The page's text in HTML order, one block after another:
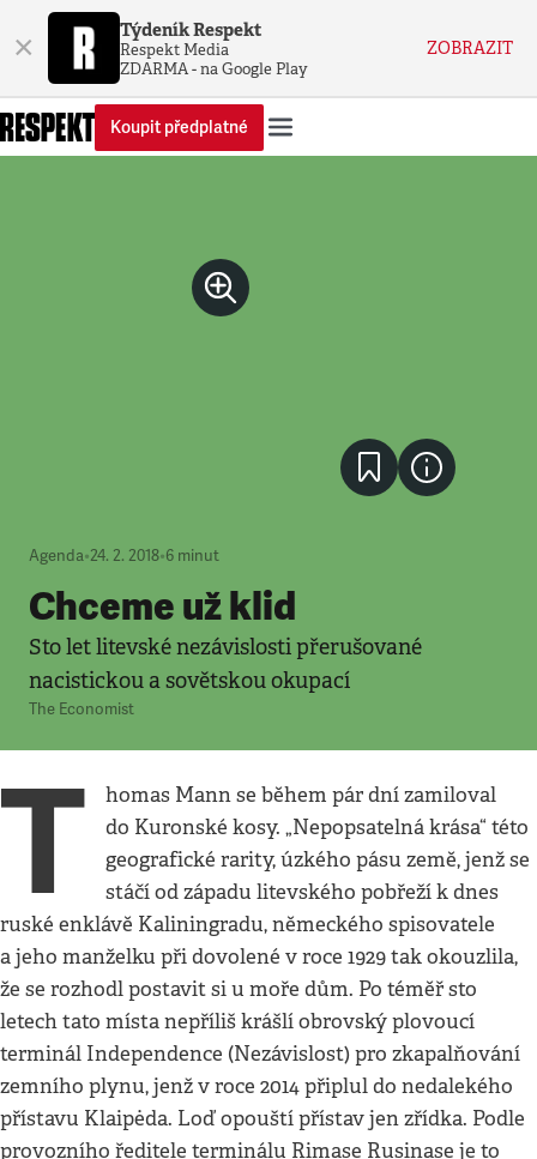
× Týdeník Respekt
Respekt Media
ZDARMA - na Google Play
ZOBRAZIT
Koupit předplatné
Agenda•24. 2. 2018•6 minut
Chceme už klid
Sto let litevské nezávislosti přerušované
nacistickou a sovětskou okupací
The Economist
T
homas Mann se během pár dní zamiloval
do Kuronské kosy. „Nepopsatelná krása“ této
geografické rarity, úzkého pásu země, jenž se
stáčí od západu litevského pobřeží k dnes
ruské enklávě Kaliningradu, německého spisovatele
a jeho manželku při dovolené v roce 1929 tak okouzlila,
že se rozhodl postavit si u moře dům. Po téměř sto
letech tato místa nepříliš krášlí obrovský plovoucí
terminál Independence (Nezávislost) pro zkapalňování
zemního plynu, jenž v roce 2014 připlul do nedalekého
přístavu Klaipėda. Loď opouští přístav jen zřídka. Podle
provozního ředitele terminálu Rimase Rusinase je to